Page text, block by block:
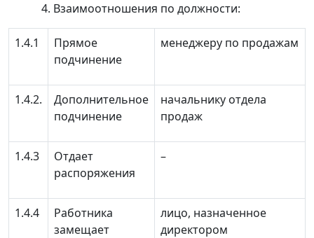
Взаимоотношения по должности:
1.4.1
Прямое
подчинение
менеджеру по продажам
1.4.2.
Дополнительное
подчинение
начальнику отдела
продаж
1.4.3
Отдает
распоряжения
–
1.4.4
Работника
замещает
лицо, назначенное
директором